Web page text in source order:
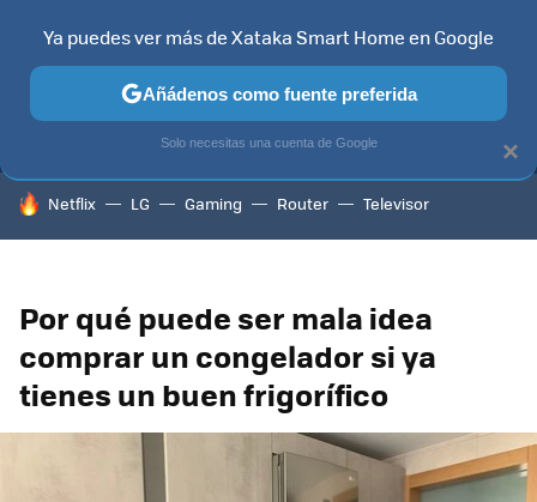
MENÚ NUEVO
CONTENIDOS SMART TV
HOY SE HABLA DE
Netflix LG Gaming Router Televisor
Por qué puede ser mala idea
comprar un congelador si ya
tienes un buen frigorífico
×
Ya puedes ver más de Xataka Smart Home en Google
Añádenos como fuente preferida
Solo necesitas una cuenta de Google